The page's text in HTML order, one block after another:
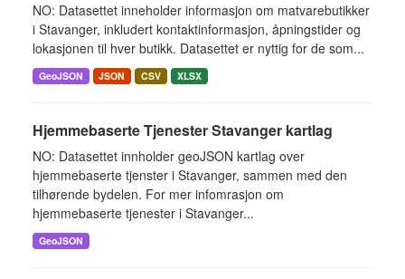
NO: Datasettet inneholder informasjon om matvarebutikker
i Stavanger, inkludert kontaktinformasjon, åpningstider og
lokasjonen til hver butikk. Datasettet er nyttig for de som...
GeoJSON JSON CSV XLSX
Hjemmebaserte Tjenester Stavanger kartlag
NO: Datasettet innholder geoJSON kartlag over
hjemmebaserte tjenster i Stavanger, sammen med den
tilhørende bydelen. For mer infomrasjon om
hjemmebaserte tjenester i Stavanger...
GeoJSON